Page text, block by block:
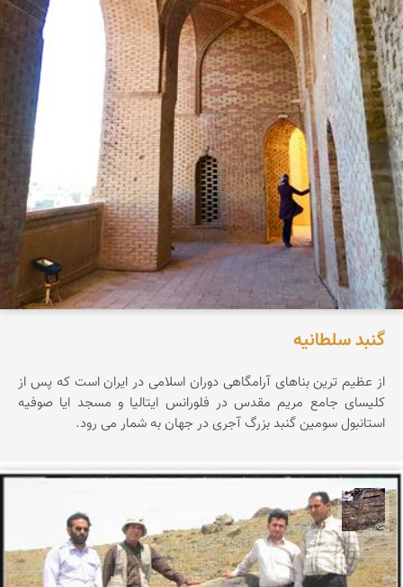
گنبد سلطانیه
از عظیم ترین بناهای آرامگاهی دوران اسلامی در ایران است که پس از
کلیسای جامع مریم مقدس در فلورانس ایتالیا و مسجد ایا صوفیه
استانبول سومین گنبد بزرگ آجری در جهان به شمار می رود.
محمد ناصری فرد